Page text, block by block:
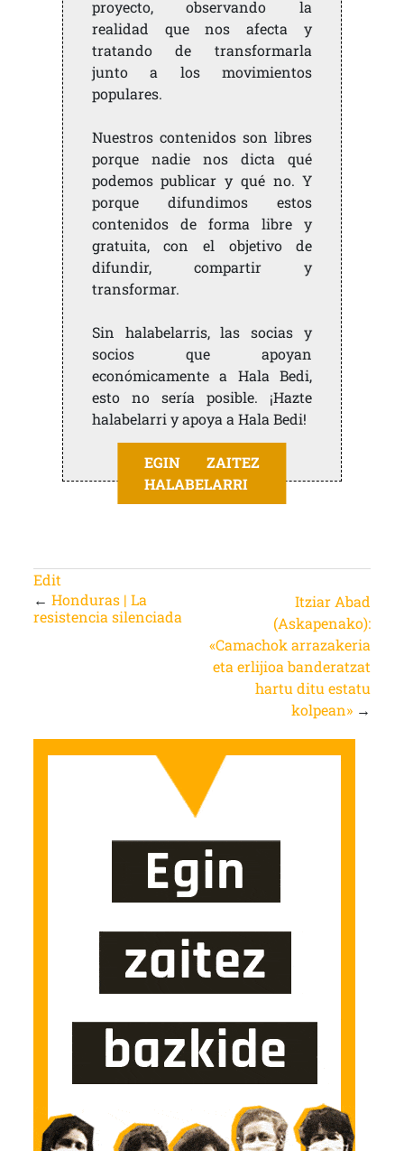
proyecto, observando la
realidad que nos afecta y
tratando de transformarla
junto a los movimientos
populares.
Nuestros contenidos son libres
porque nadie nos dicta qué
podemos publicar y qué no. Y
porque difundimos estos
contenidos de forma libre y
gratuita, con el objetivo de
difundir, compartir y
transformar.
Sin halabelarris, las socias y
socios que apoyan
económicamente a Hala Bedi,
esto no sería posible. ¡Hazte
halabelarri y apoya a Hala Bedi!
EGIN ZAITEZ
HALABELARRI
Edit
← Honduras | La
resistencia silenciada
Itziar Abad
(Askapenako):
«Camachok arrazakeria
eta erlijioa banderatzat
hartu ditu estatu
kolpean» →